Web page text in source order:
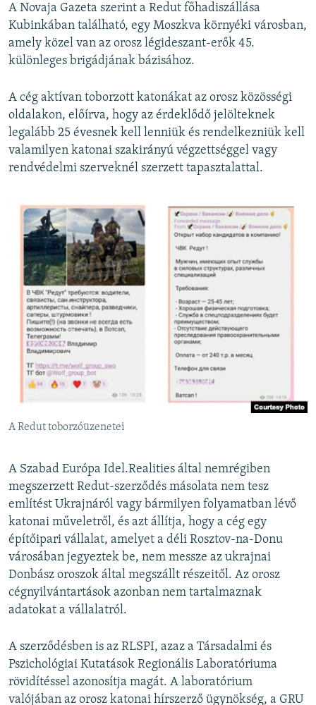
A Novaja Gazeta szerint a Redut főhadiszállása
Kubinkában található, egy Moszkva környéki városban,
amely közel van az orosz légideszant-erők 45.
különleges brigádjának bázisához.
A cég aktívan toborzott katonákat az orosz közösségi
oldalakon, előírva, hogy az érdeklődő jelölteknek
legalább 25 évesnek kell lenniük és rendelkezniük kell
valamilyen katonai szakirányú végzettséggel vagy
rendvédelmi szerveknél szerzett tapasztalattal.
A Redut toborzóüzenetei
A Szabad Európa Idel.Realities által nemrégiben
megszerzett Redut-szerződés másolata nem tesz
említést Ukrajnáról vagy bármilyen folyamatban lévő
katonai műveletről, és azt állítja, hogy a cég egy
építőipari vállalat, amelyet a déli Rosztov-na-Donu
városában jegyeztek be, nem messze az ukrajnai
Donbász oroszok által megszállt részeitől. Az orosz
cégnyilvántartások azonban nem tartalmaznak
adatokat a vállalatról.
A szerződésben is az RLSPI, azaz a Társadalmi és
Pszichológiai Kutatások Regionális Laboratóriuma
rövidítéssel azonosítja magát. A laboratórium
valójában az orosz katonai hírszerző ügynökség, a GRU